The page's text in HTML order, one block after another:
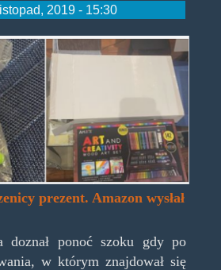
2019 - 15:30
prezent. Amazon wysłał
doznał ponoć szoku gdy po
w którym znajdował się